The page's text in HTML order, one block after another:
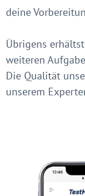
deine
Übrigens
weiteren
Die Qualität
unserem